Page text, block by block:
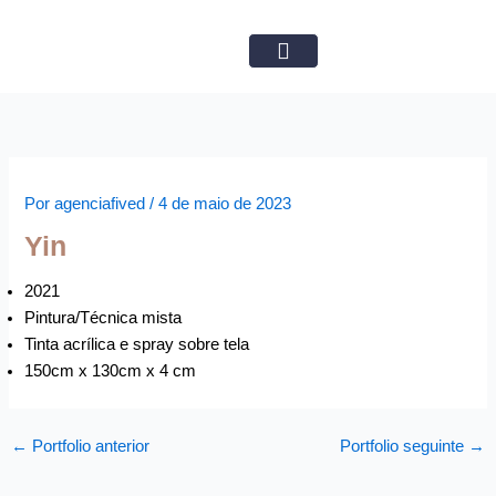
Poragenciafived/4 de maio de 2023
Yin
2021
Pintura/Técnica mista
Tinta acrílica e spray sobre tela
150cm x 130cm x 4 cm
← Portfolio anterior Portfolio seguinte →